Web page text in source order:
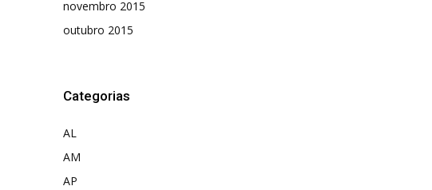
novembro 2015
outubro 2015
Categorias
AL
AM
AP